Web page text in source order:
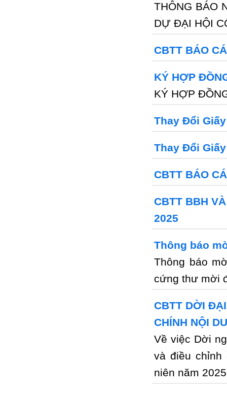
THÔNG BÁO
DỰ ĐẠI HỘI
CBTT BÁO
KÝ HỢP
KÝ HỢP
Thay Đổi
Thay Đổi
CBTT BÁO
CBTT BBH
2025
Thông báo
Thông báo
cứng thư mời
CBTT DỜI
CHÍNH NỘI
Về việc Dời
và điều
niên năm 2025